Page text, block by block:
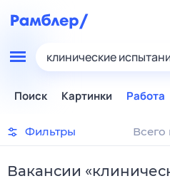
клинические
Поиск Картинки Работа
Фильтры Всего
Вакансии «